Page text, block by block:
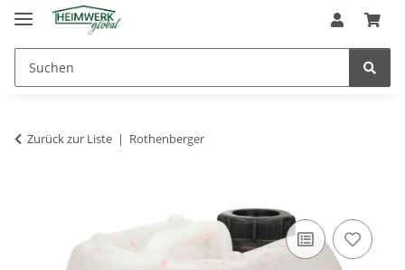
Zurück zur Liste Rothenberger